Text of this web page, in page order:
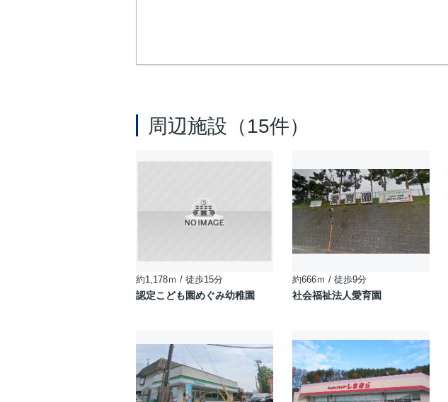
周辺施設（15件）
約1,178ｍ / 徒歩15分
認定こども園めぐみ幼稚園
約666ｍ / 徒歩9分
社会福祉法人愛育園